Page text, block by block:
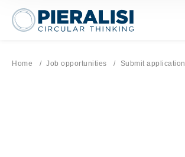
Pieralisi Maip Spa
Home Job opportunities Current page:
Submit application